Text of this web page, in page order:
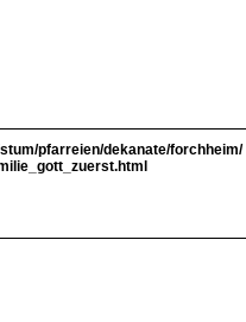
pfarreien/dekanate/forchheim/